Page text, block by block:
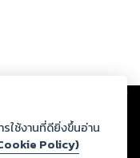
ากฏว่าละเมิดสิทธิใน
และศีลธรรม ดังนั้น ผู้อ่าน
อง และหากท่านพบว่าส่วน
ใช้งานที่ดียิ่งขึ้นอ่าน
Policy)